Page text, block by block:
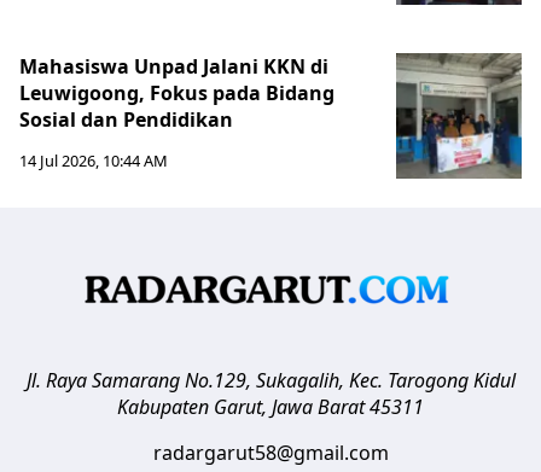
Mahasiswa Unpad Jalani KKN di
Leuwigoong, Fokus pada Bidang
Sosial dan Pendidikan
14 Jul 2026, 10:44 AM
Jl. Raya Samarang No.129, Sukagalih, Kec. Tarogong Kidul
Kabupaten Garut, Jawa Barat45311
radargarut58@gmail.com